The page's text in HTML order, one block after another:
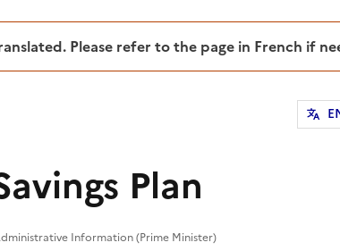
Please refer to the page in French if
Plan
Information (Prime Minister)